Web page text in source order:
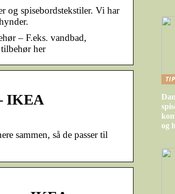
og spisebordstekstiler. Vi har
– F.eks. vandbad,
her
IKEA
sammen, så de passer til
og